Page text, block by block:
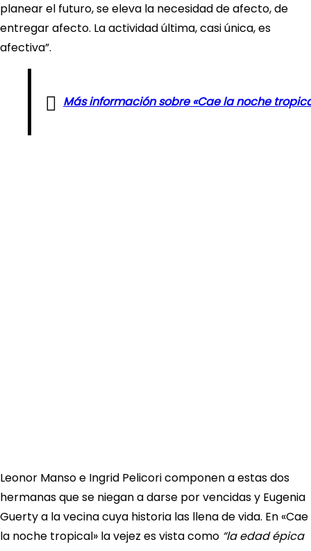
planear el futuro, se eleva la necesidad de afecto, de
entregar afecto. La actividad última, casi única, es
afectiva”.
Más información sobre «Cae la noche
Leonor Manso e Ingrid Pelicori componen a estas dos
hermanas que se niegan a darse por vencidas y Eugenia
Guerty a la vecina cuya historia las llena de vida. En «Cae
la noche tropical» la vejez es vista como “la edad épica